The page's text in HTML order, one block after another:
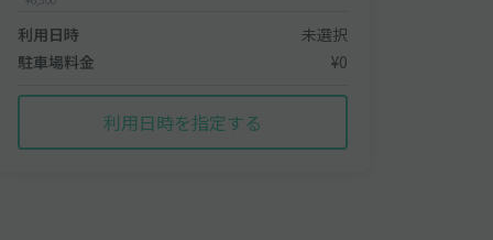
利用日時
未選択
駐車場料金
¥0
利用日時を指定する